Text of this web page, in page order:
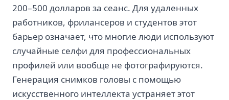
200–500 долларов за сеанс. Для удаленных
работников, фрилансеров и студентов этот
барьер означает, что многие люди используют
случайные селфи для профессиональных
профилей или вообще не фотографируются.
Генерация снимков головы с помощью
искусственного интеллекта устраняет этот